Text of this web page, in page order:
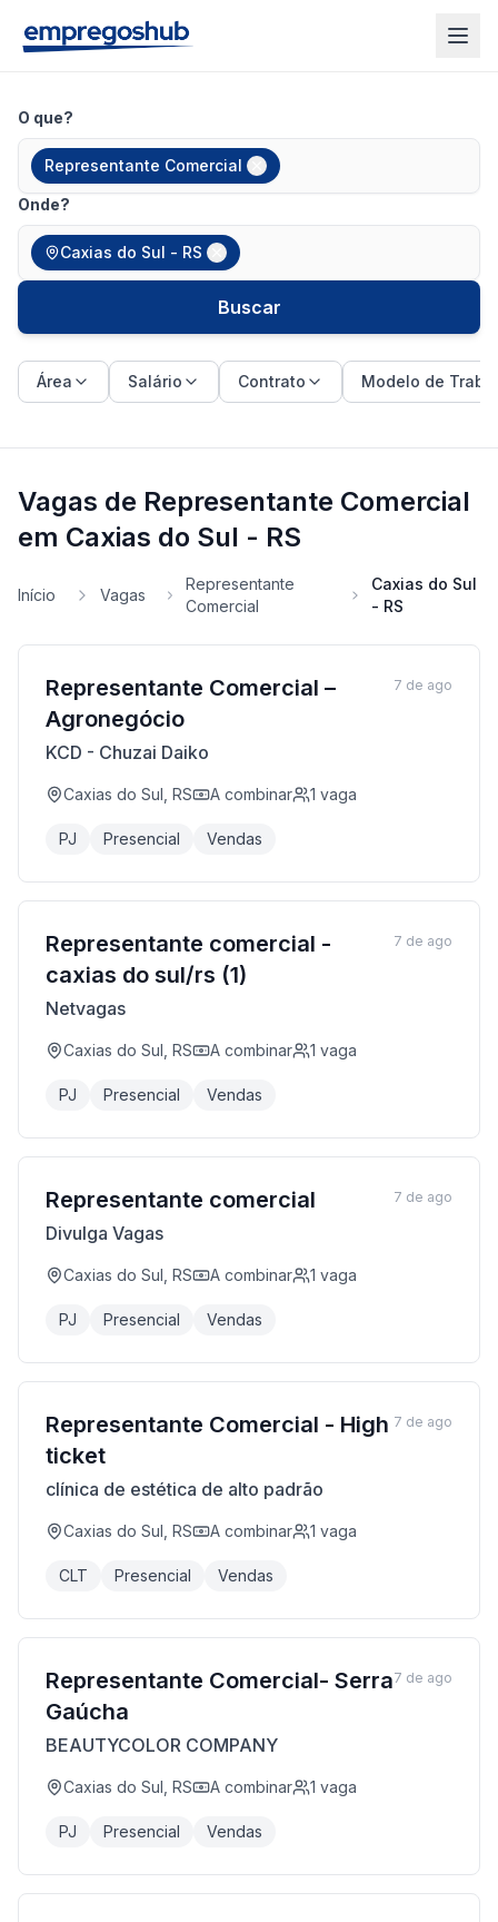
O que?
Representante Comercial
Onde?
Caxias do Sul - RS
Buscar
Área Salário Contrato Modelo de
Vagas de Representante Comercial
em Caxias do Sul - RS
Início Vagas
Representante
Comercial
Caxias do Sul
- RS
Representante Comercial –
Agronegócio
KCD - Chuzai Daiko
Caxias do Sul, RS A combinar 1 vaga
PJ Presencial Vendas
7 de ago
Representante comercial -
caxias do sul/rs (1)
Netvagas
Caxias do Sul, RS A combinar 1 vaga
PJ Presencial Vendas
7 de ago
Representante comercial
Divulga Vagas
Caxias do Sul, RS A combinar 1 vaga
PJ Presencial Vendas
7 de ago
Representante Comercial - High
ticket
clínica de estética de alto padrão
Caxias do Sul, RS A combinar 1 vaga
CLT Presencial Vendas
7 de ago
Representante Comercial- Serra
Gaúcha
BEAUTYCOLOR COMPANY
Caxias do Sul, RS A combinar 1 vaga
PJ Presencial Vendas
7 de ago